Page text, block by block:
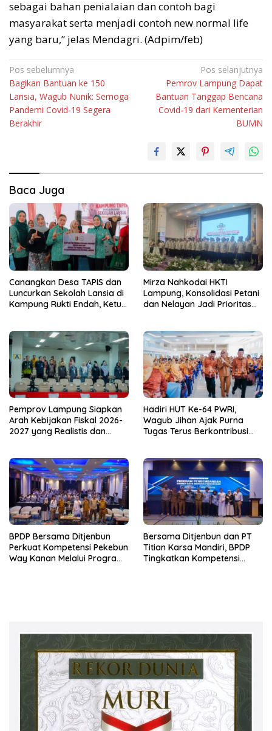
sebagai bahan penialaian dan contoh bagi
masyarakat serta menjadi contoh new normal life
yang baru,” jelas Mendagri. (Adpim/feb)
Navigasi
pos
Pos sebelumnya
Bagikan Bantuan ke 150
Lansia, Wagub Nunik: Semoga
Pandemi Covid-19 Segera
Berakhir
Pos selanjutnya
Pemrov Lampung Dapat
Bantuan Tanggap Bencana
Covid-19 dari Kementerian
BUMN
Baca Juga
Canangkan Desa TAPIS dan
Luncurkan Sekolah Lansia di
Kampung Rukti Endah, Ketua
dari Desa
Mirza Nahkodai HKTI
Lampung, Konsolidasi Petani
dan Nelayan Jadi Prioritas
Pemprov Lampung Siapkan
Arah Kebijakan Fiskal 2026-
2027 yang Realistis dan
Hadiri HUT Ke-64 PWRI,
Wagub Jihan Ajak Purna
Tugas Terus Berkontribusi
BPDP Bersama Ditjenbun
Perkuat Kompetensi Pekebun
Way Kanan Melalui Program
Bersama Ditjenbun dan PT
Titian Karsa Mandiri, BPDP
Tingkatkan Kompetensi